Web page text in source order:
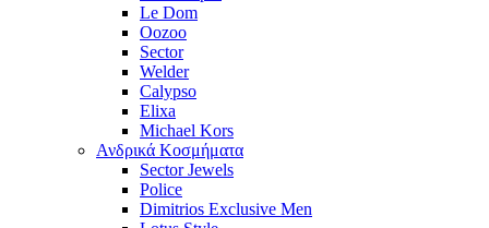
Le Dom
Oozoo
Sector
Welder
Calypso
Elixa
Michael Kors
Ανδρικά Κοσμήματα
Sector Jewels
Police
Dimitrios Exclusive Men